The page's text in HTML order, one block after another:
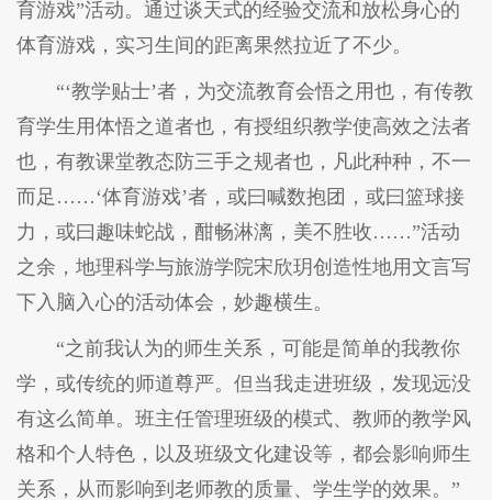
育游戏”活动。通过谈天式的经验交流和放松身心的
体育游戏，实习生间的距离果然拉近了不少。
“‘教学贴士’者，为交流教育会悟之用也，有传教
育学生用体悟之道者也，有授组织教学使高效之法者
也，有教课堂教态防三手之规者也，凡此种种，不一
而足……‘体育游戏’者，或曰喊数抱团，或曰篮球接
力，或曰趣味蛇战，酣畅淋漓，美不胜收……”活动
之余，地理科学与旅游学院宋欣玥创造性地用文言写
下入脑入心的活动体会，妙趣横生。
“之前我认为的师生关系，可能是简单的我教你
学，或传统的师道尊严。但当我走进班级，发现远没
有这么简单。班主任管理班级的模式、教师的教学风
格和个人特色，以及班级文化建设等，都会影响师生
关系，从而影响到老师教的质量、学生学的效果。”